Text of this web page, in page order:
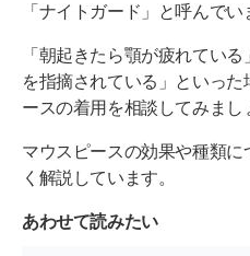
「ナイトガード」と呼んでい
「朝起きたら顎が疲れてい
を指摘されている」といっ
ースの着用を相談してみまし
マウスピースの効果や種類
く解説しています。
あわせて読みたい